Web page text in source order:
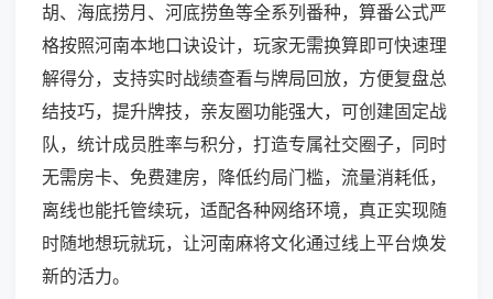
胡、海底捞月、河底捞鱼等全系列番种，算番公式严
格按照河南本地口诀设计，玩家无需换算即可快速理
解得分，支持实时战绩查看与牌局回放，方便复盘总
结技巧，提升牌技，亲友圈功能强大，可创建固定战
队，统计成员胜率与积分，打造专属社交圈子，同时
无需房卡、免费建房，降低约局门槛，流量消耗低，
离线也能托管续玩，适配各种网络环境，真正实现随
时随地想玩就玩，让河南麻将文化通过线上平台焕发
新的活力。